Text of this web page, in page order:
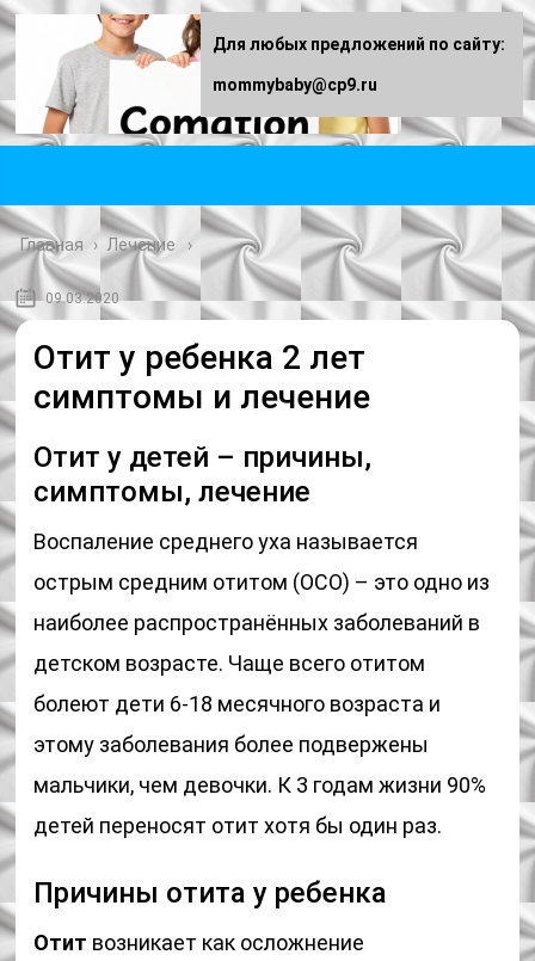
Главная › Лечение
09.03.2020
Отит у ребенка 2 лет
симптомы и лечение
Отит у детей – причины,
симптомы, лечение
Воспаление среднего уха называется
острым средним отитом (ОСО) – это одно из
наиболее распространённых заболеваний в
детском возрасте. Чаще всего отитом
болеют дети 6-18 месячного возраста и
этому заболевания более подвержены
мальчики, чем девочки. К 3 годам жизни 90%
детей переносят отит хотя бы один раз.
Причины отита у ребенка
Отит возникает как осложнение
Для любых предложений по сайту:
mommybaby@cp9.ru